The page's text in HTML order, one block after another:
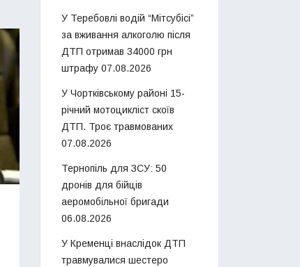
У Теребовлі водій “Мітсубісі”
за вживання алкоголю після
ДТП отримав 34000 грн
штрафу 07.08.2026
У Чортківському районі 15-
річний мотоцикліст скоїв
ДТП. Троє травмованих
07.08.2026
Тернопіль для ЗСУ: 50
дронів для бійців
аеромобільної бригади
06.08.2026
У Кременці внаслідок ДТП
травмувалися шестеро